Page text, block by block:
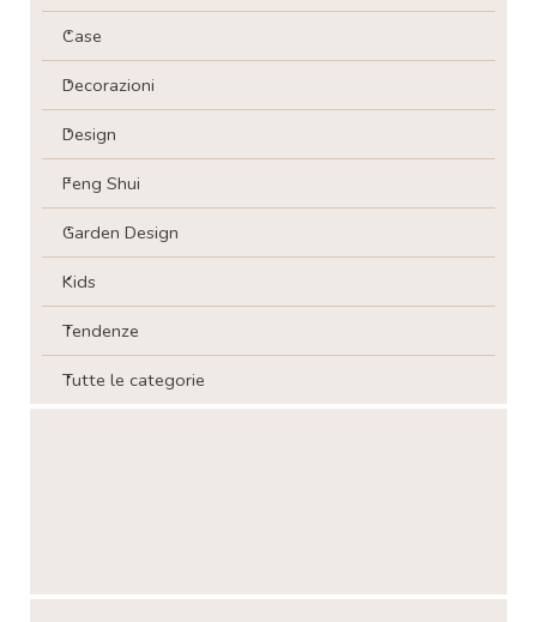
Case
Decorazioni
Design
Feng Shui
Garden Design
Kids
Tendenze
Tutte le categorie